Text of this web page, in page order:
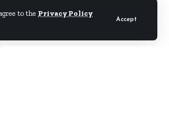
to the Privacy Policy
Accept